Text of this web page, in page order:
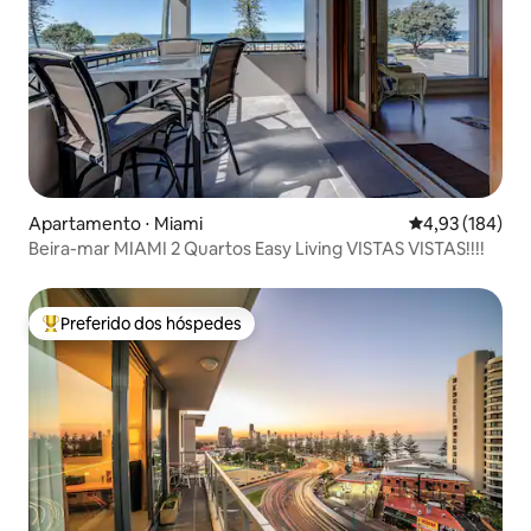
Apartamento ⋅ Miami 4,93 de uma
4,93 (184)
Beira-mar MIAMI 2 Quartos Easy Living VISTAS VISTAS!!!!
Entre os melhores preferidos dos hóspedes
Preferido dos hóspedes